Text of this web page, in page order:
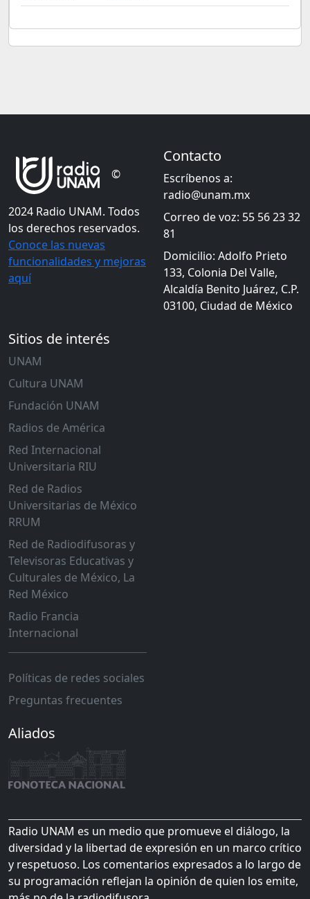
©
2024 Radio UNAM. Todos
los derechos reservados.
Conoce las nuevas
funcionalidades y mejoras
aquí
Contacto
Escríbenos a:
radio@unam.mx
Correo de voz: 55 56 23 32
81
Domicilio: Adolfo Prieto
133, Colonia Del Valle,
Alcaldía Benito Juárez, C.P.
03100, Ciudad de México
Sitios de interés
UNAM
Cultura UNAM
Fundación UNAM
Radios de América
Red Internacional
Universitaria RIU
Red de Radios
Universitarias de México
RRUM
Red de Radiodifusoras y
Televisoras Educativas y
Culturales de México, La
Red México
Radio Francia
Internacional
Políticas de redes sociales
Preguntas frecuentes
Aliados
Radio UNAM es un medio que promueve el diálogo, la
diversidad y la libertad de expresión en un marco crítico
y respetuoso. Los comentarios expresados a lo largo de
su programación reflejan la opinión de quien los emite,